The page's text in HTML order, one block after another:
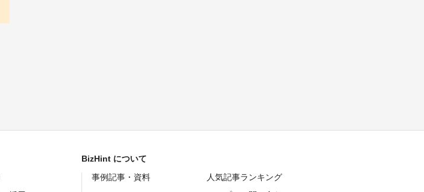
BizHint について
事例記事・資料
人気記事ランキング